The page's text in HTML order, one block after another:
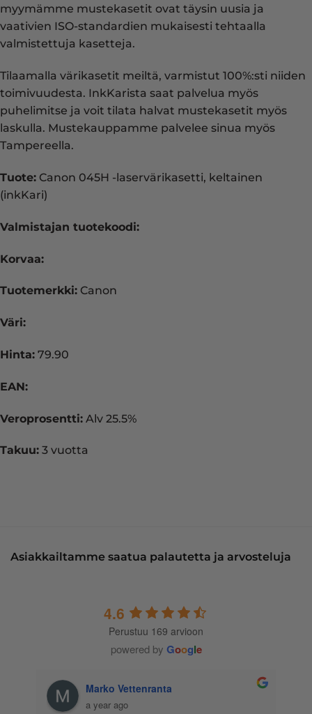
myymämme mustekasetit ovat täysin uusia ja
vaativien ISO-standardien mukaisesti tehtaalla
valmistettuja kasetteja.
Tilaamalla värikasetit meiltä, varmistut 100%:sti niiden
toimivuudesta. InkKarista saat palvelua myös
puhelimitse ja voit tilata halvat mustekasetit myös
laskulla. Mustekauppamme palvelee sinua myös
Tampereella.
Tuote: Canon 045H -laservärikasetti, keltainen
(inkKari)
Valmistajan tuotekoodi:
Korvaa:
Tuotemerkki: Canon
Väri:
Hinta: 79.90
EAN:
Veroprosentti: Alv 25.5%
Takuu: 3 vuotta
Asiakkailtamme saatua palautetta ja arvosteluja
4.6
Perustuu 169 arvioon
powered by Google
Marko Vettenranta
a year ago